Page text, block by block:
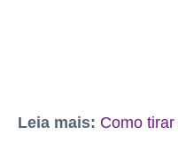
Leia mais: Como